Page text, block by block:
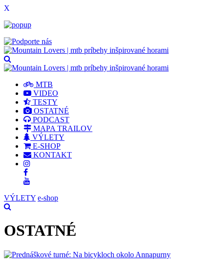
X
MTB
VIDEO
TESTY
OSTATNÉ
PODCAST
MAPA TRAILOV
VÝLETY
E-SHOP
KONTAKT
VÝLETY e-shop
OSTATNÉ